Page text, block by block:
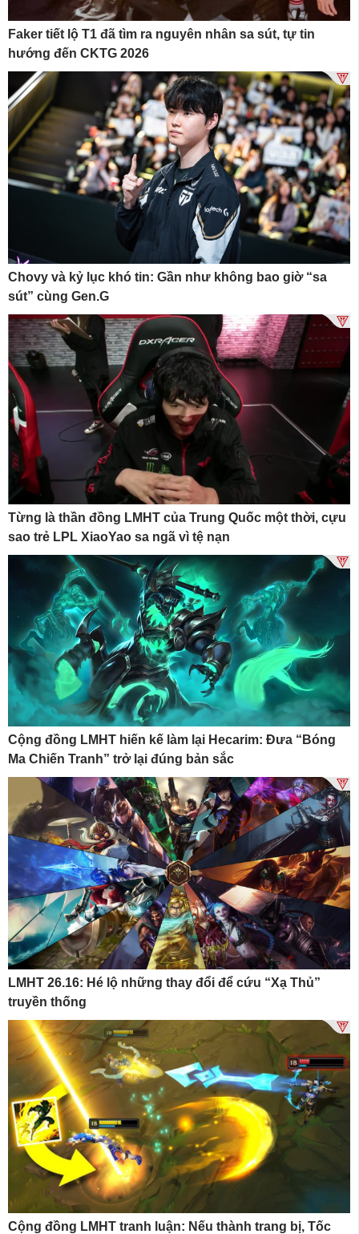
Faker tiết lộ T1 đã tìm ra nguyên nhân sa sút, tự tin
hướng đến CKTG 2026
Chovy và kỷ lục khó tin: Gần như không bao giờ “sa
sút” cùng Gen.G
Từng là thần đồng LMHT của Trung Quốc một thời, cựu
sao trẻ LPL XiaoYao sa ngã vì tệ nạn
Cộng đồng LMHT hiến kế làm lại Hecarim: Đưa “Bóng
Ma Chiến Tranh” trở lại đúng bản sắc
LMHT 26.16: Hé lộ những thay đổi để cứu “Xạ Thủ”
truyền thống
Cộng đồng LMHT tranh luận: Nếu thành trang bị, Tốc